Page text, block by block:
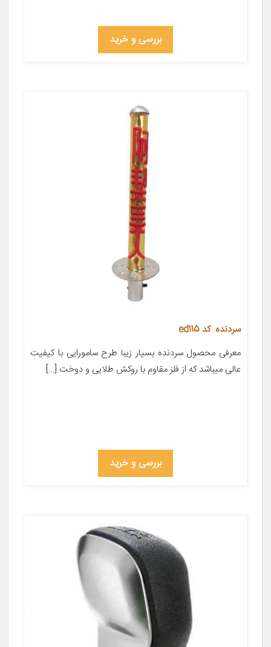
بررسی و خرید
سردنده کد ed115
معرفی محصول سردنده بسیار زیبا طرح سامورایی با کیفیت
عالی میباشد که از فلز مقاوم با روکش طلایی و دوخت […]
بررسی و خرید